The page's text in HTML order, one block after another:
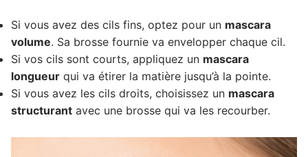
Si vous avez des cils fins, optez pour un mascara
volume. Sa brosse fournie va envelopper chaque cil.
Si vos cils sont courts, appliquez un mascara
longueur qui va étirer la matière jusqu’à la pointe.
Si vous avez les cils droits, choisissez un mascara
structurant avec une brosse qui va les recourber.